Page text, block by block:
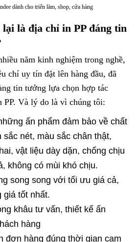
dành cho triển làm, shop, cửa hàng
là địa chỉ in PP đáng tin
năm kinh nghiệm trong nghề,
chí uy tín đặt lên hàng đầu, đã
tin tưởng lựa chọn hợp tác
PP. Và lý do là vì chúng tôi:
ấn phẩm đảm bảo về chất
nét, màu sắc chân thật,
vật liệu dày dặn, chống chịu
không có mùi khó chịu.
song song với tối ưu giá cả,
giá tốt nhất.
khâu tư vấn, thiết kế ấn
hàng
đơn hàng đúng thời gian cam